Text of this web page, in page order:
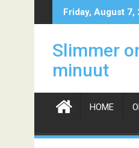
to
Friday, August 7,
Slimmer
minuut
HOME